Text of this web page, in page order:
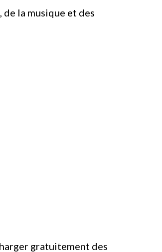
la musique et des
gratuitement des